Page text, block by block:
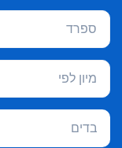
ספרד
מיון לפי
בדים